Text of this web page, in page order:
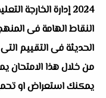
2024 إدارة
النقاط الهامة فى
الحديثة فى التقييم التى
من خلال هذا الامتحان
يمكنك استعراض او